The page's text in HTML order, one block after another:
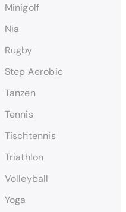
Minigolf
Nia
Rugby
Step Aerobic
Tanzen
Tennis
Tischtennis
Triathlon
Volleyball
Yoga